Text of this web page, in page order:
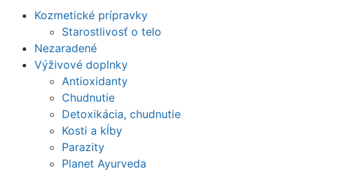
Kozmetické prípravky
Starostlivosť o telo
Nezaradené
Výživové doplnky
Antioxidanty
Chudnutie
Detoxikácia, chudnutie
Kosti a kĺby
Parazity
Planet Ayurveda